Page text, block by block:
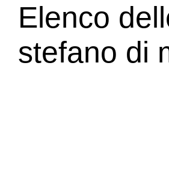
Elenco
stefano di